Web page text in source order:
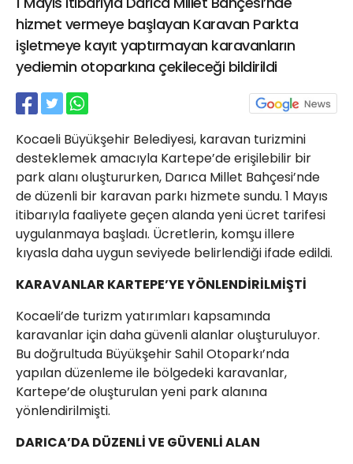
hizmet vermeye başlayan Karavan Parkta
işletmeye kayıt yaptırmayan karavanların
yediemin otoparkına çekileceği bildirildi
Kocaeli Büyükşehir Belediyesi, karavan turizmini
desteklemek amacıyla Kartepe’de erişilebilir bir
park alanı oluştururken, Darıca Millet Bahçesi’nde
de düzenli bir karavan parkı hizmete sundu. 1 Mayıs
itibarıyla faaliyete geçen alanda yeni ücret tarifesi
uygulanmaya başladı. Ücretlerin, komşu illere
kıyasla daha uygun seviyede belirlendiği ifade edildi.
KARAVANLAR KARTEPE’YE YÖNLENDİRİLMİŞTİ
Kocaeli’de turizm yatırımları kapsamında
karavanlar için daha güvenli alanlar oluşturuluyor.
Bu doğrultuda Büyükşehir Sahil Otoparkı’nda
yapılan düzenleme ile bölgedeki karavanlar,
Kartepe’de oluşturulan yeni park alanına
yönlendirilmişti.
DARICA’DA DÜZENLİ VE GÜVENLİ ALAN
21 Gölcük
02624132333
haber@golcukpostasi.com